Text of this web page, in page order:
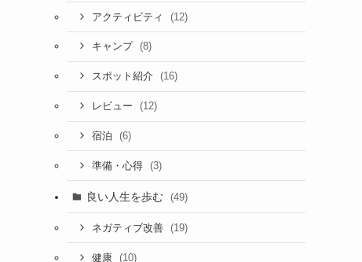
アクティビティ (12)
キャンプ (8)
スポット紹介 (16)
レビュー (12)
宿泊 (6)
準備・心得 (3)
良い人生を歩む (49)
ネガティブ改善 (19)
健康 (10)